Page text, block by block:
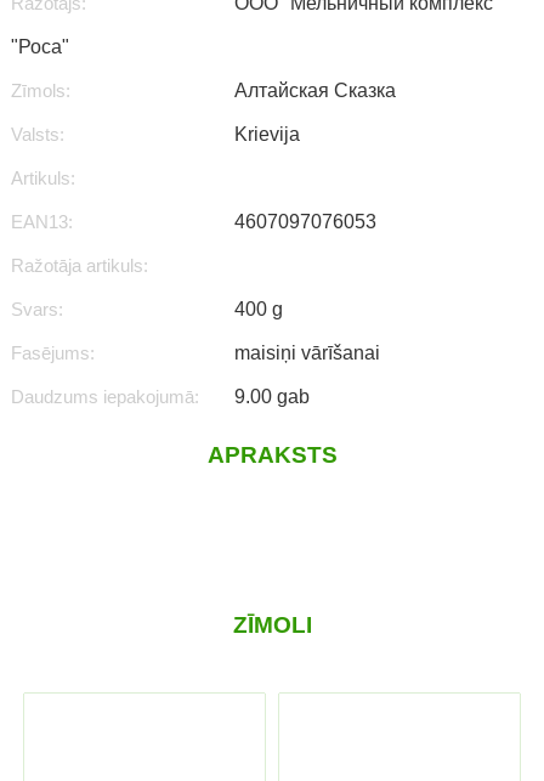
"Роса"
Zīmols: Алтайская Сказка
Valsts: Krievija
Artikuls:
EAN13: 4607097076053
Ražotāja artikuls:
Svars: 400 g
Fasējums: maisiņi vārīšanai
Daudzums iepakojumā: 9.00 gab
APRAKSTS
ZĪMOLI